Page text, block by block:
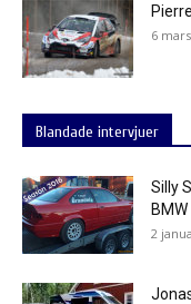
6
Blandade intervjuer
Silly
BMW
2